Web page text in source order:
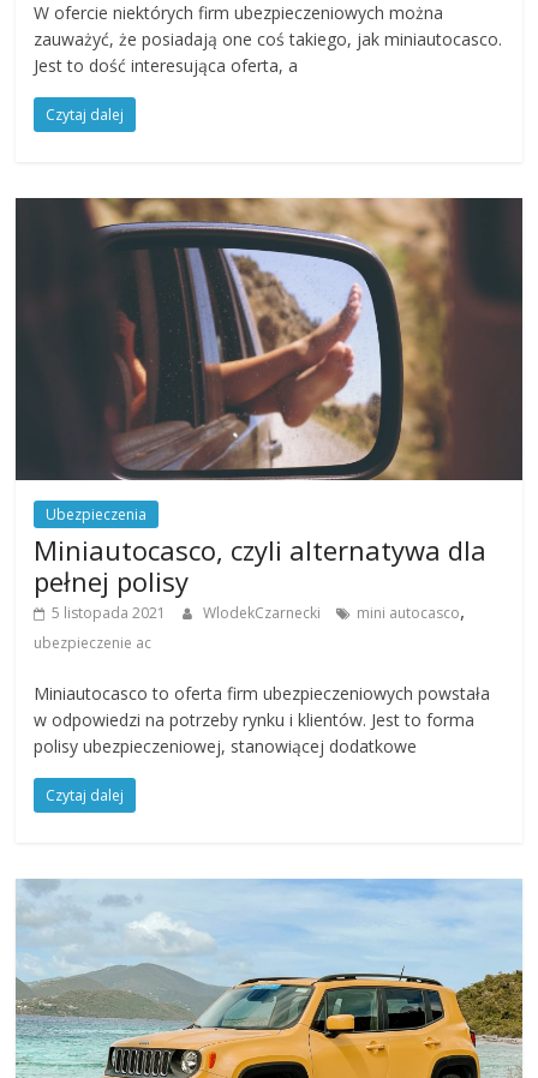
W ofercie niektórych firm ubezpieczeniowych można
zauważyć, że posiadają one coś takiego, jak miniautocasco.
Jest to dość interesująca oferta, a
Czytaj dalej
Ubezpieczenia
Miniautocasco, czyli alternatywa dla
pełnej polisy
5 listopada 2021 WlodekCzarnecki mini autocasco,
ubezpieczenie ac
Miniautocasco to oferta firm ubezpieczeniowych powstała
w odpowiedzi na potrzeby rynku i klientów. Jest to forma
polisy ubezpieczeniowej, stanowiącej dodatkowe
Czytaj dalej